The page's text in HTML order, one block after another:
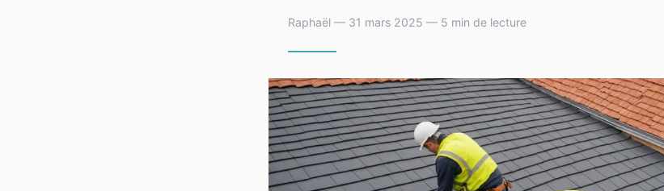
Raphaël — 31 mars 2025 — 5 min de lecture